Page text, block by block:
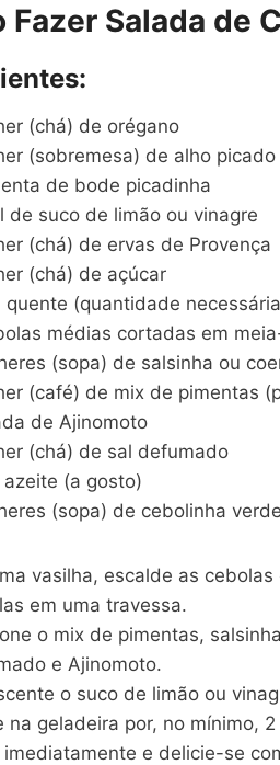
Fazer Salada de
(chá) de orégano
(sobremesa) de alho picado
de bode picadinha
de suco de limão ou vinagre
(chá) de ervas de Provença
(chá) de açúcar
quente (quantidade
médias cortadas em
(sopa) de salsinha ou
(café) de mix de pimentas
de Ajinomoto
(chá) de sal defumado
azeite (a gosto)
(sopa) de cebolinha
vasilha, escalde as
em uma travessa.
o mix de pimentas,
e Ajinomoto.
o suco de limão ou
na geladeira por, no mínimo,
imediatamente e delicie-se